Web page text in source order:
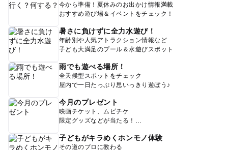
今から準備！夏休みのお出かけ情報満載
おすすめ遊び場＆イベントをチェック！
暑さに負けずに全力水遊び！
年齢別や人気アトラクション情報など
子ども大満足のプール＆水遊びスポット
雨でも遊べる場所！
全天候型スポットをチェック
屋内で一日たっぷり思いっきり遊ぼう♪
今月のプレゼント
映画チケット、ムビチケ
限定グッズなどが当たる！
子どもがキラめくホンモノ体験
その道のプロに教わる